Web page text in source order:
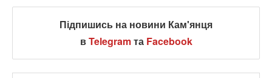
Підпишись на новини Кам'янця
вTelegramта Facebook